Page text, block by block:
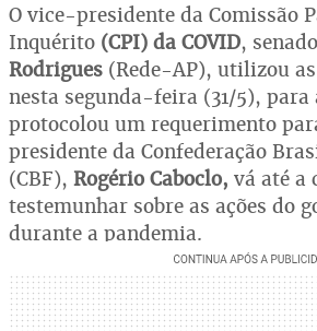
O vice-presidente da Comissão
Inquérito (CPI) da COVID,
Rodrigues (Rede-AP), utilizou
nesta segunda-feira (31/5), para
protocolou um requerimento
presidente da Confederação
(CBF), Rogério Caboclo, vá até a
testemunhar sobre as ações do
durante a pandemia.